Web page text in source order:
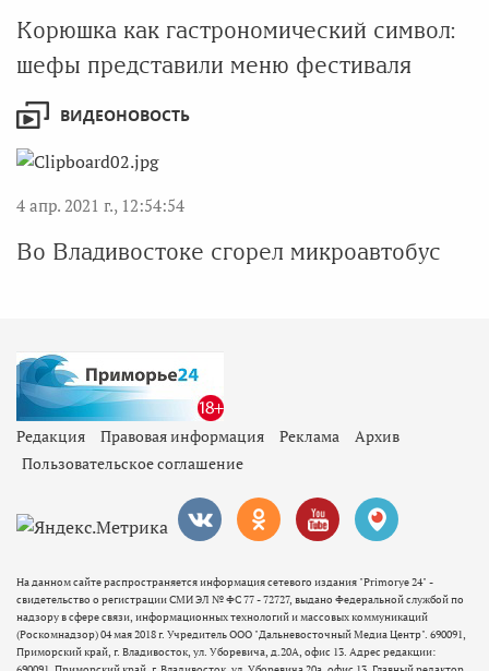
Корюшка как гастрономический символ:
шефы представили меню фестиваля
ВИДЕОНОВОСТЬ
4 апр. 2021 г., 12:54:54
Во Владивостоке сгорел микроавтобус
Редакция Правовая информация Реклама
Архив
Пользовательское соглашение
На данном сайте распространяется информация сетевого издания "Primorye 24" -
свидетельство о регистрации СМИ ЭЛ № ФС 77 - 72727, выдано Федеральной службой по
надзору в сфере связи, информационных технологий и массовых коммуникаций
(Роскомнадзор) 04 мая 2018 г. Учредитель ООО "Дальневосточный Медиа Центр". 690091,
Приморский край, г. Владивосток, ул. Уборевича, д.20А, офис 13. Адрес редакции: